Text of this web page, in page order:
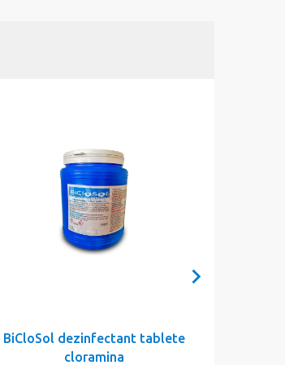
BiCloSol dezinfectant tablete
cloramina